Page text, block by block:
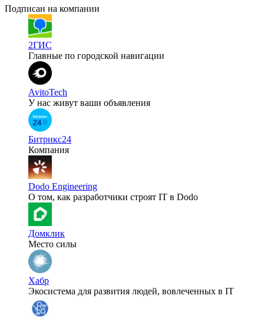
Подписан на компании
2ГИС
Главные по городской навигации
AvitoTech
У нас живут ваши объявления
Битрикс24
Компания
Dodo Engineering
О том, как разработчики строят IT в Dodo
Домклик
Место силы
Хабр
Экосистема для развития людей, вовлеченных в IT